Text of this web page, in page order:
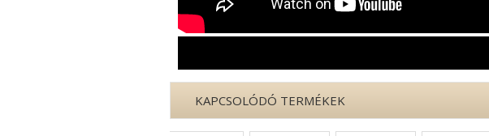
KAPCSOLÓDÓ TERMÉKEK